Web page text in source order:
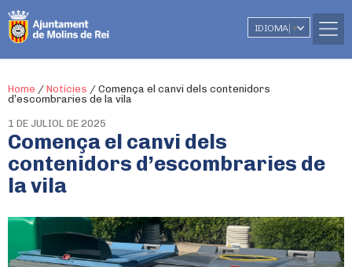
IDIOMA ▼
Home / Notícies / Comença el canvi dels contenidors
d’escombraries de la vila
1 DE JULIOL DE 2025
Comença el canvi dels
contenidors d’escombraries de
la vila